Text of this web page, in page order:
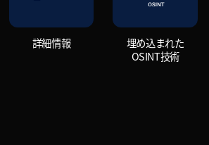
詳細情報
埋め込まれた
OSINT技術